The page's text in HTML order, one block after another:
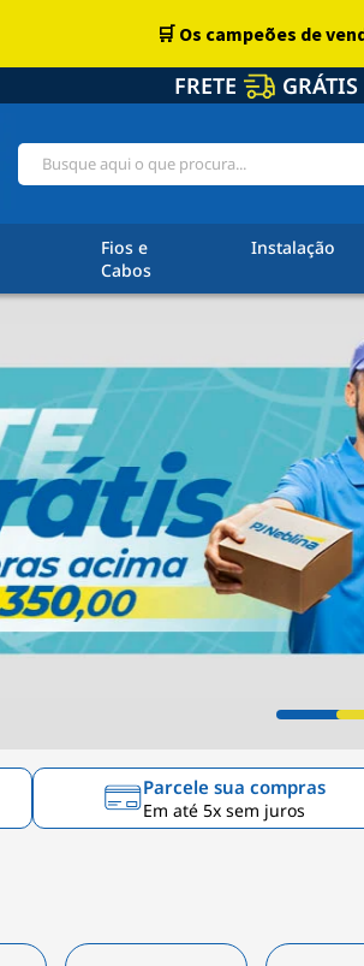
FRETE GRÁTIS
Fios e
Cabos
Instalação
Parcele sua compras
Em até 5x sem juros